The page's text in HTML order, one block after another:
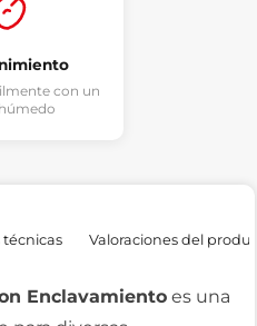
con un
técnicas Valoraciones del
Enclavamiento es una